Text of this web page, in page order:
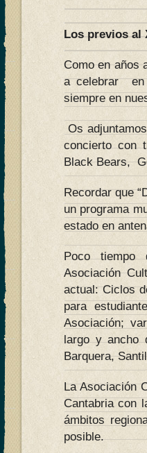
Los previos al
Como en años
a celebrar en
siempre en
Os
concierto con
Black Bears,
Recordar que
un programa
estado en
Poco tiempo
Asociación
actual: Ciclos
para
Asociación;
largo y ancho
Barquera,
La Asociación
Cantabria con
ámbitos
posible.